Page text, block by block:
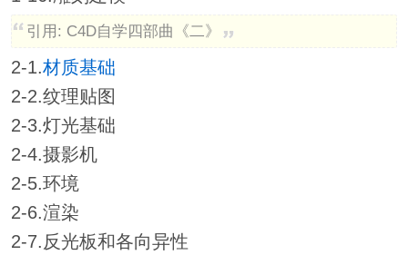
引用: C4D自学四部曲《二》
2-1.材质基础
2-2.纹理贴图
2-3.灯光基础
2-4.摄影机
2-5.环境
2-6.渲染
2-7.反光板和各向异性